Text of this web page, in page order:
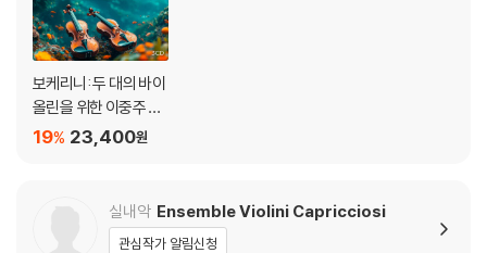
보케리니: 두 대의 바이
올린을 위한 이중주 전
곡 (Boccherini: Com
23,400원
19%
실내악 Ensemble Violini Capricciosi
관심작가 알림신청